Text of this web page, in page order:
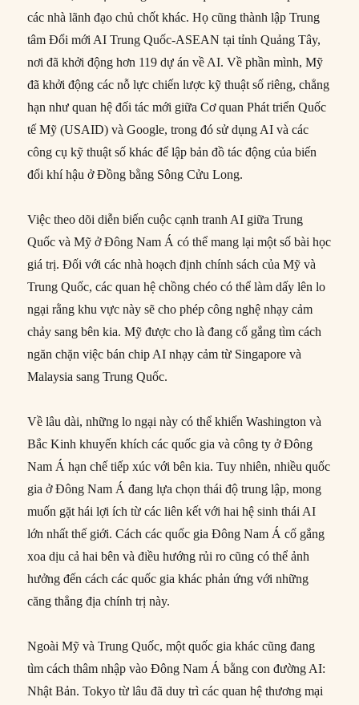
các nhà lãnh đạo chủ chốt khác. Họ cũng thành lập Trung
tâm Đổi mới AI Trung Quốc-ASEAN tại tỉnh Quảng Tây,
nơi đã khởi động hơn 119 dự án về AI. Về phần mình, Mỹ
đã khởi động các nỗ lực chiến lược kỹ thuật số riêng, chẳng
hạn như quan hệ đối tác mới giữa Cơ quan Phát triển Quốc
tế Mỹ (USAID) và Google, trong đó sử dụng AI và các
công cụ kỹ thuật số khác để lập bản đồ tác động của biến
đổi khí hậu ở Đồng bằng Sông Cửu Long.
Việc theo dõi diễn biến cuộc cạnh tranh AI giữa Trung
Quốc và Mỹ ở Đông Nam Á có thể mang lại một số bài học
giá trị. Đối với các nhà hoạch định chính sách của Mỹ và
Trung Quốc, các quan hệ chồng chéo có thể làm dấy lên lo
ngại rằng khu vực này sẽ cho phép công nghệ nhạy cảm
chảy sang bên kia. Mỹ được cho là đang cố gắng tìm cách
ngăn chặn việc bán chip AI nhạy cảm từ Singapore và
Malaysia sang Trung Quốc.
Về lâu dài, những lo ngại này có thể khiến Washington và
Bắc Kinh khuyến khích các quốc gia và công ty ở Đông
Nam Á hạn chế tiếp xúc với bên kia. Tuy nhiên, nhiều quốc
gia ở Đông Nam Á đang lựa chọn thái độ trung lập, mong
muốn gặt hái lợi ích từ các liên kết với hai hệ sinh thái AI
lớn nhất thế giới. Cách các quốc gia Đông Nam Á cố gắng
xoa dịu cả hai bên và điều hướng rủi ro cũng có thể ảnh
hưởng đến cách các quốc gia khác phản ứng với những
căng thẳng địa chính trị này.
Ngoài Mỹ và Trung Quốc, một quốc gia khác cũng đang
tìm cách thâm nhập vào Đông Nam Á bằng con đường AI:
Nhật Bản. Tokyo từ lâu đã duy trì các quan hệ thương mại